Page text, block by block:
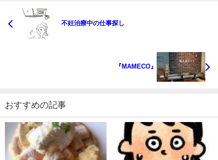
不妊治療中の仕事探し
『MAMECO』
おすすめの記事